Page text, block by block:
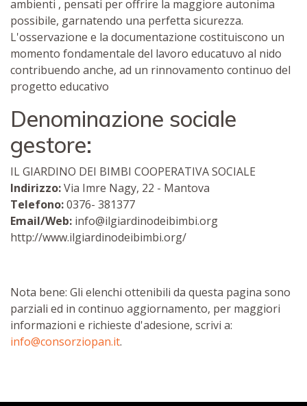
ambienti , pensati per offrire la maggiore autonima
possibile, garnatendo una perfetta sicurezza.
L'osservazione e la documentazione costituiscono un
momento fondamentale del lavoro educatuvo al nido
contribuendo anche, ad un rinnovamento continuo del
progetto educativo
Denominazione sociale
gestore:
IL GIARDINO DEI BIMBI COOPERATIVA SOCIALE
Indirizzo:Via Imre Nagy, 22 - Mantova
Telefono:0376- 381377
Email/Web: info@ilgiardinodeibimbi.org
http://www.ilgiardinodeibimbi.org/
Nota bene: Gli elenchi ottenibili da questa pagina sono
parziali ed in continuo aggiornamento, per maggiori
informazioni e richieste d'adesione, scrivi a:
info@consorziopan.it.